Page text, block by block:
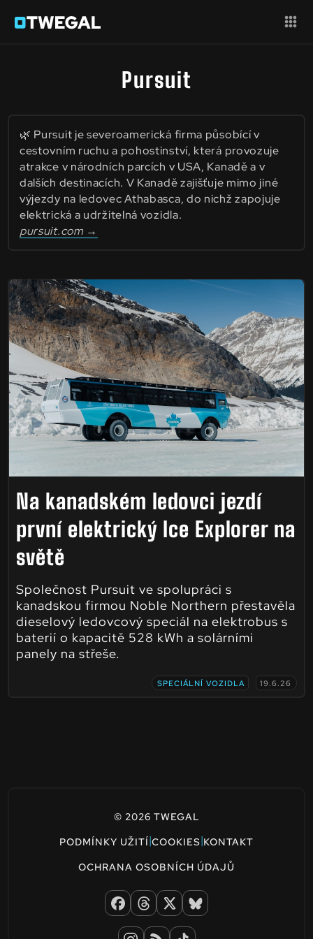
Pursuit
🌿 Pursuit je severoamerická firma působící v
cestovním ruchu a pohostinství, která provozuje
atrakce v národních parcích v USA, Kanadě a v
dalších destinacích. V Kanadě zajišťuje mimo jiné
výjezdy na ledovec Athabasca, do nichž zapojuje
elektrická a udržitelná vozidla.
pursuit.com →
Na kanadském ledovci jezdí
první elektrický Ice Explorer na
světě
Společnost Pursuit ve spolupráci s
kanadskou firmou Noble Northern přestavěla
dieselový ledovcový speciál na elektrobus s
baterií o kapacitě 528 kWh a solárními
panely na střeše.
SPECIÁLNÍ VOZIDLA 19.6.26
© 2026 TWEGAL
PODMÍNKY UŽITÍ|COOKIES|KONTAKT
OCHRANA OSOBNÍCH ÚDAJŮ